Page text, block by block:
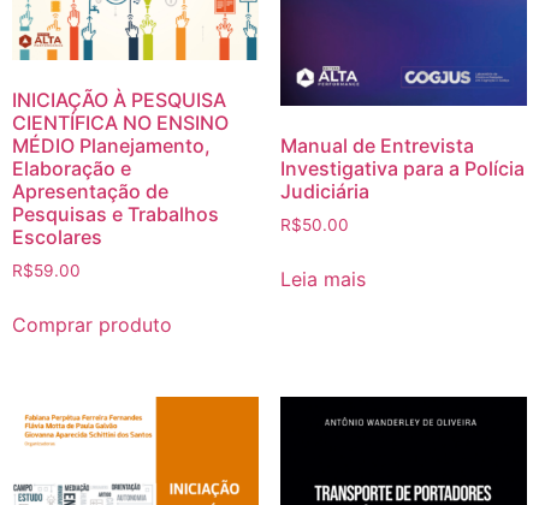
INICIAÇÃO À PESQUISA
CIENTÍFICA NO ENSINO
MÉDIO Planejamento,
Elaboração e
Apresentação de
Pesquisas e Trabalhos
Escolares
R$59.00
Comprar produto
Manual de Entrevista
Investigativa para a Polícia
Judiciária
R$50.00
Leia mais